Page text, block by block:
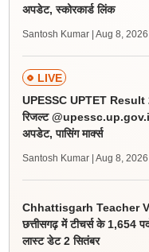
अपडेट, स्कोरकार्ड लिंक
Santosh Kumar | Aug 8, 2026
LIVE
UPESSC UPTET Result
रिजल्ट
अपडेट, पासिंग मार्क्स
Santosh Kumar | Aug 8, 2026
Chhattisgarh Teacher
छत्तीसगढ़ में टीचर्स के 1,654
लास्ट डेट 2 सितंबर